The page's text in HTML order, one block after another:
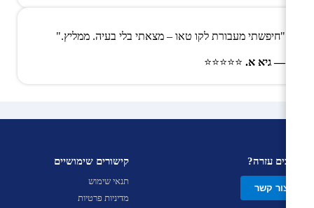
"חיפשתי מעבורת לקו טאו – מצאתי בלי בעיה. ממליץ."
— גיא א. ⭐⭐⭐⭐⭐
צריכים עזרה?
צור קשר
קישורים שימושיים
תנאי שימוש
מדיניות פרטיות